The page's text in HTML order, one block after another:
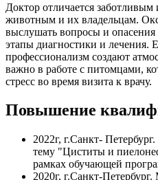
Доктор отличается
животным и их владельцам.
выслушать вопросы и опасения
этапы диагностики и лечения.
профессионализм создают
важно в работе с питомцами,
стресс во время визита к врачу.
Повышение
2022г, г.Санкт-
тему "Циститы и
рамках обучающей
2020г, г.Санкт-Петербург.